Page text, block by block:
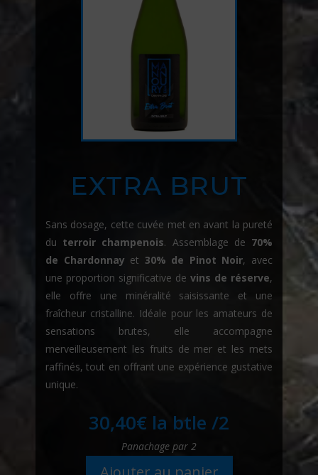
EXTRA BRUT
Sans dosage, cette cuvée met en avant la pureté
du terroir champenois. Assemblage de 70%
de Chardonnay et 30% de Pinot Noir, avec
une proportion significative de vins de réserve,
elle offre une minéralité saisissante et une
fraîcheur cristalline. Idéale pour les amateurs de
sensations brutes, elle accompagne
merveilleusement les fruits de mer et les mets
raffinés, tout en offrant une expérience gustative
unique.
30,40€ la btle /2
Panachage par 2